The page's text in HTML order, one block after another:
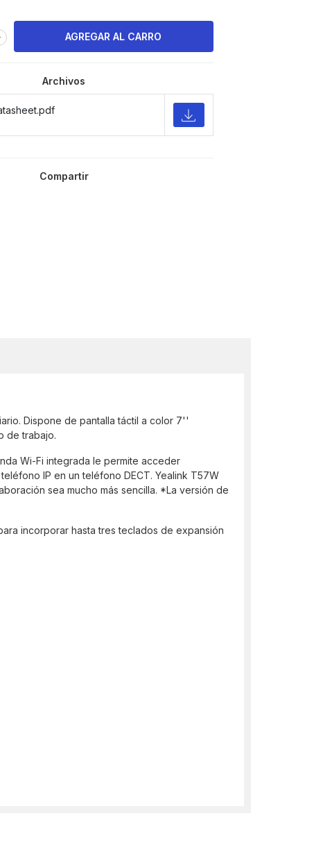
Archivos
Compartir
Dispone de pantalla táctil a color 7''
de trabajo.
Wi-Fi integrada le permite acceder
IP en un teléfono DECT. Yealink T57W
sea mucho más sencilla. *La versión de
incorporar hasta tres teclados de expansión